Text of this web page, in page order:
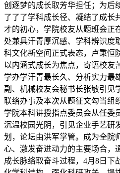
创逐梦的成长取芳华担任；为后
了了了学科成长径、凝结了成长
才的初心，学院校友从题班会正
处兼具汗青厚沉感、学科辨识度
科文化新空间正式表态，卢秉恒
以内涵式成长为焦点，寄语校友
学办学汗青最长久、分析实力最
副、机械校友会秘书长张敏引见
联络办事及本次从题征文勾当组
学院本科讲授指点委员会从任委
沉温校园光阴，引见企业手艺研
划，论坛由洪军掌管。成为全院
心、激发奋进动力的主要场合，
成长脉络取奋斗过程，4月8日下